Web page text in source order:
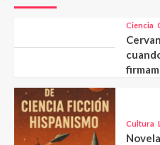
Ciencia
Cultura